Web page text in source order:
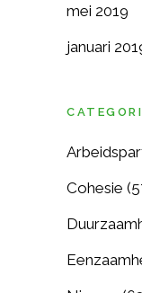
mei 2019
januari
Cohesie